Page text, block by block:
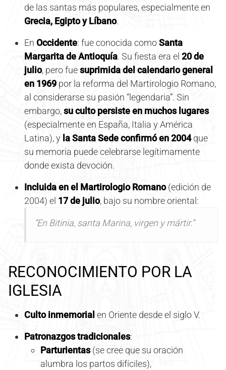
de las santas más populares, especialmente en
Grecia, Egipto y Líbano.
En Occidente: fue conocida comoSanta
Margarita de Antioquía. Su fiesta era el 20 de
julio, pero fuesuprimida del calendario general
en 1969 por la reforma del Martirologio Romano,
al considerarse su pasión “legendaria”. Sin
embargo,su culto persiste en muchos lugares
(especialmente en España, Italia y América
Latina), y la Santa Sede confirmó en 2004que
su memoria puede celebrarse legítimamente
donde exista devoción.
Incluida en el Martirologio Romano(edición de
2004) el 17 de julio, bajo su nombre oriental:
“En Bitinia, santa Marina, virgen y mártir.”
RECONOCIMIENTO POR LA
IGLESIA
Culto inmemorial en Oriente desde el siglo V.
Patronazgos tradicionales:
Parturientas(se cree que su oración
alumbra los partos difíciles),